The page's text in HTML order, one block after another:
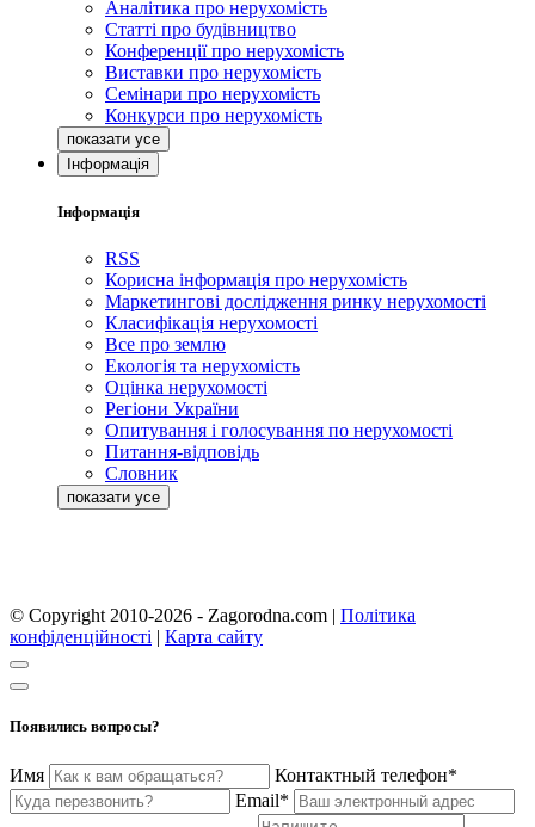
Аналітика про нерухомість
Статті про будівництво
Конференції про нерухомість
Виставки про нерухомість
Семінари про нерухомість
Конкурси про нерухомість
Інформація
Інформація
RSS
Корисна інформація про нерухомість
Маркетингові дослідження ринку нерухомості
Класифікація нерухомості
Все про землю
Екологія та нерухомість
Оцінка нерухомості
Регіони України
Опитування і голосування по нерухомості
Питання-відповідь
Словник
© Copyright 2010-2026 - Zagorodna.com | Політика
конфіденційності | Карта сайту
Появились вопросы?
Имя
Контактный телефон*
Email*